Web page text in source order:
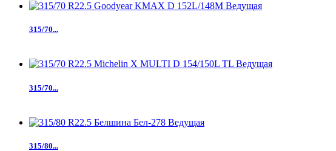
315/70...
315/70...
315/80...